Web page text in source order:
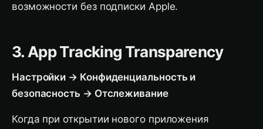
возможности без подписки Apple.
3. App Tracking Transparency
Настройки → Конфиденциальность и
безопасность → Отслеживание
Когда при открытии нового приложения